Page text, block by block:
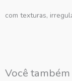
com texturas,
Você